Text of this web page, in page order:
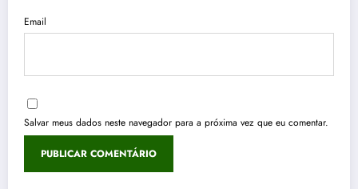
Email
Salvar meus dados neste navegador para a próxima vez que eu comentar.